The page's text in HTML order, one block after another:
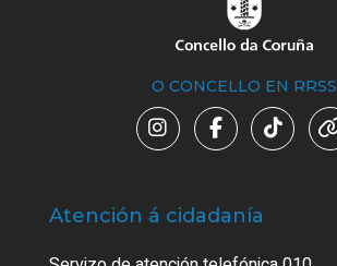
O CONCELLO EN RRSS
Atención á cidadanía